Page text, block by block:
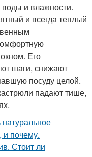
и влажности.
и всегда теплый
Его
шаги, снижают
посуду целой.
падают тише,